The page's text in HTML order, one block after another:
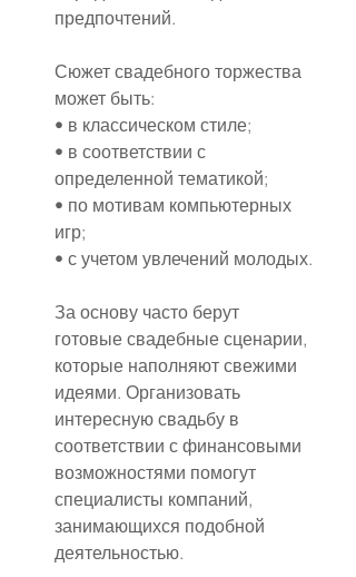
предпочтений.
Сюжет свадебного торжества
может быть:
• в классическом стиле;
• в соответствии с
определенной тематикой;
• по мотивам компьютерных
игр;
• с учетом увлечений молодых.
За основу часто берут
готовые свадебные сценарии,
которые наполняют свежими
идеями. Организовать
интересную свадьбу в
соответствии с финансовыми
возможностями помогут
специалисты компаний,
занимающихся подобной
деятельностью.